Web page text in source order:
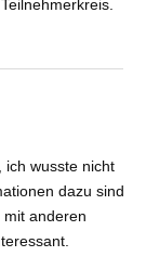
ich wusste nicht
dazu sind
mit anderen